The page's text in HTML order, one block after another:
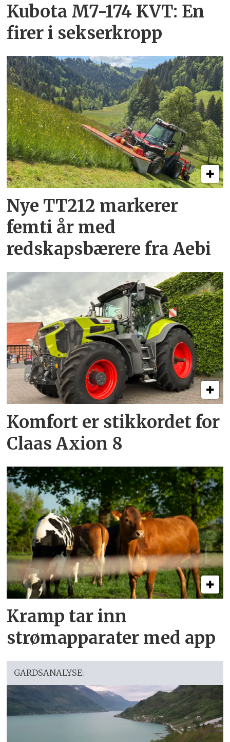
Kubota M7-174 KVT: En
firer i sekserkropp
Nye TT212 markerer
femti år­ med
redskapsbærere fra Aebi
Komfort er stikkordet for
Claas Axion 8
Kramp tar inn
strømapparater med app
GARDSANALYSE: